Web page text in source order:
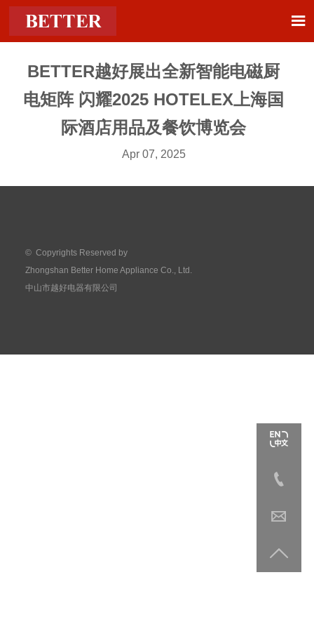

BETTER越好展出全新智能电磁厨
电矩阵 闪耀2025 HOTELEX上海国
际酒店用品及餐饮博览会
Apr 07, 2025
© Copyrights Reserved by
Zhongshan Better Home Appliance Co., Ltd.
中山市越好电器有限公司


